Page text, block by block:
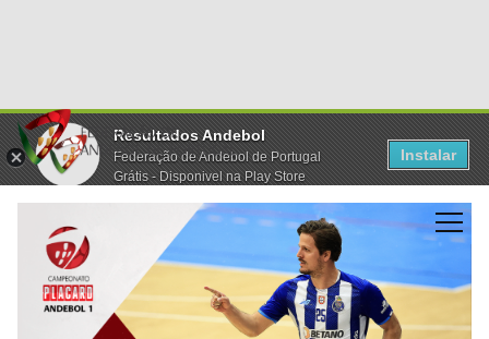
Resultados Andebol
Federação de Andebol de Portugal
Grátis - Disponivel na Play Store
Instalar